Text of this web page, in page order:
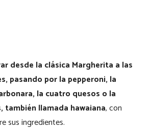
desde la clásica Margherita a las
pasando por la pepperoni, la
la cuatro quesos o la
también llamada hawaiana, con
sus ingredientes.